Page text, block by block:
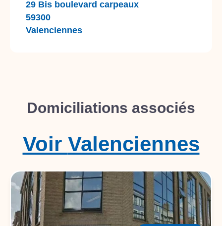
29 Bis boulevard carpeaux
59300
Valenciennes
Domiciliations associés
Valenciennes
Voir